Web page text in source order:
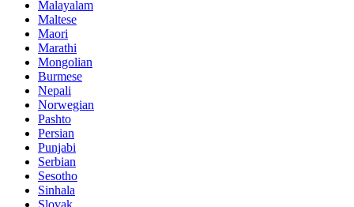
Malayalam
Maltese
Maori
Marathi
Mongolian
Burmese
Nepali
Norwegian
Pashto
Persian
Punjabi
Serbian
Sesotho
Sinhala
Slovak